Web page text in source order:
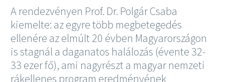
A rendezvényen Prof. Dr. Polgár Csaba
kiemelte: az egyre több megbetegedés
ellenére az elmúlt 20 évben Magyarországon
is stagnál a daganatos halálozás (évente 32-
33 ezer fő), ami nagyrészt a magyar nemzeti
rákellenes program eredményének